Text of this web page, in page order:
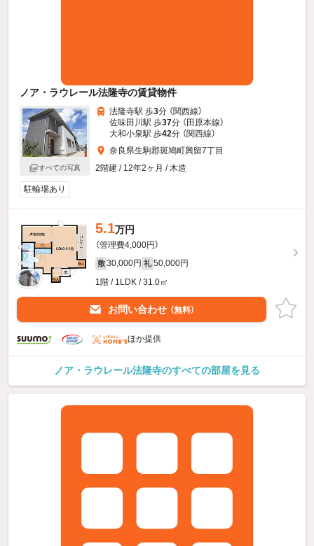
ノア・ラウレール法隆寺の賃貸物件
すべての写真
法隆寺駅 歩3分 （関西線）
佐味田川駅 歩37分 （田原本線）
大和小泉駅 歩42分 （関西線）
奈良県生駒郡斑鳩町興留7丁目
2階建 / 12年2ヶ月 / 木造
駐輪場あり
5.1万円
（管理費4,000円）
敷 30,000円 礼 50,000円
1階 / 1LDK / 31.0㎡
お問い合わせ （無料）
ほか提供
ノア・ラウレール法隆寺のすべての部屋を見る